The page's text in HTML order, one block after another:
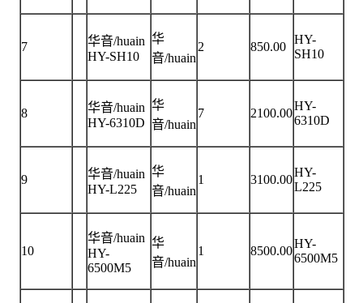
7
华音/huain
HY-SH10
华
音/huain
2 850.00
HY-
SH10
8
华音/huain
HY-6310D
华
音/huain
7 2100.00
HY-
6310D
9
华音/huain
HY-L225
华
音/huain
1 3100.00
HY-
L225
10
华音/huain
HY-
6500M5
华
音/huain
1 8500.00
HY-
6500M5